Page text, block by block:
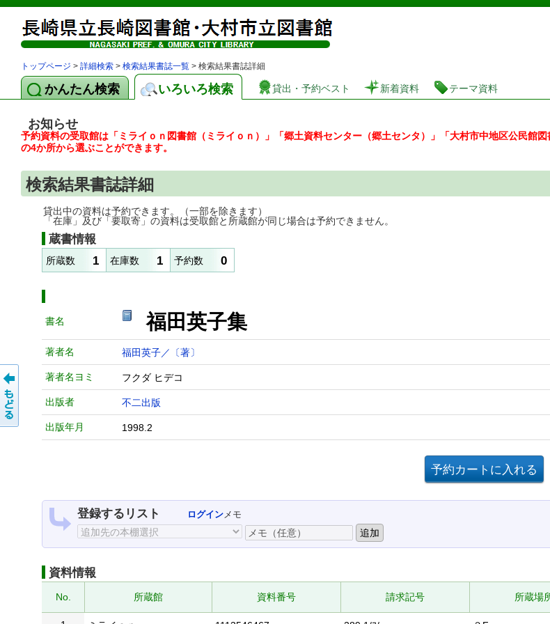
図書館 蔵書検索・予約システム
トップページ > 詳細検索 > 検索結果書誌一覧 > 検索結果書誌詳細
かんたん検索 いろいろ検索 貸出・予約ベスト 新着資料 テーマ資料
お知らせ
予約資料の受取館は「ミライｏｎ図書館（ミライｏｎ）」「郷土資料センター（郷土センタ）」「大村市中地区公民館
の4か所から選ぶことができます。
検索結果書誌詳細
貸出中の資料は予約できます。（一部を除きます）
「在庫」及び「要取寄」の資料は受取館と所蔵館が同じ場合は予約できません。
蔵書情報
所蔵数 1 在庫数 1 予約数 0
書名 福田英子集
著者名 福田英子／〔著〕
著者名ヨミ フクダ ヒデコ
出版者 不二出版
出版年月 1998.2
登録するリスト ログインメモ
資料情報
No. 所蔵館 資料番号 請求記号 所蔵場